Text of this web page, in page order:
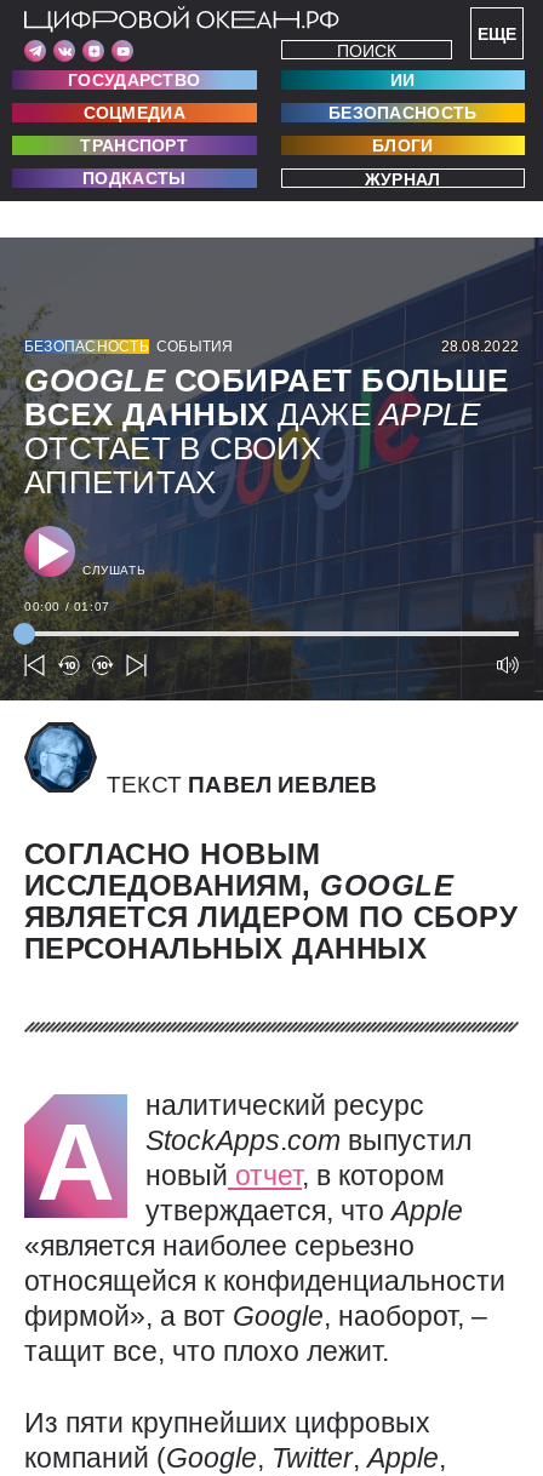
ЕЩЕ
ПОИСК
ГОСУДАРСТВО
ИИ
СОЦМЕДИА
БЕЗОПАСНОСТЬ
ТРАНСПОРТ
БЛОГИ
ПОДКАСТЫ
ЖУРНАЛ
БЕЗОПАСНОСТЬ СОБЫТИЯ 28.08.2022
GOOGLE СОБИРАЕТ БОЛЬШЕ
ВСЕХ ДАННЫХ ДАЖЕAPPLE
ОТСТАЕТ В СВОИХ
АППЕТИТАХ
СЛУШАТЬ
00:00/01:07
ТЕКСТ ПАВЕЛ ИЕВЛЕВ
СОГЛАСНО НОВЫМ
ИССЛЕДОВАНИЯМ, GOOGLE
ЯВЛЯЕТСЯ ЛИДЕРОМ ПО СБОРУ
ПЕРСОНАЛЬНЫХ ДАННЫХ
А
налитический ресурс
StockApps.com выпустил
новый отчет, в котором
утверждается, чтоApple
«является наиболее серьезно
относящейся к конфиденциальности
фирмой», а вот Google, наоборот, –
тащит все, что плохо лежит.
Из пяти крупнейших цифровых
компаний (Google, Twitter,Apple,